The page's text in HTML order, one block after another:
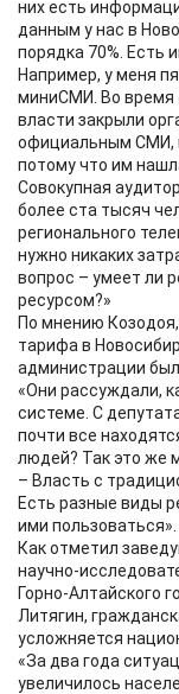
них есть
данным у нас в
порядка 70%. Есть
Например, у меня
миниСМИ. Во время
власти закрыли
официальным СМИ,
потому что им
Совокупная
более ста тысяч
регионального
нужно никаких
вопрос – умеет ли
ресурсом?»
По мнению
тарифа в
администрации
«Они рассуждали,
системе. С
почти все
людей? Так это же
– Власть с
Есть разные виды
ими пользоваться».
Как отметил
научно-
Горно-Алтайского
Литягин,
усложняется
«За два года
увеличилось